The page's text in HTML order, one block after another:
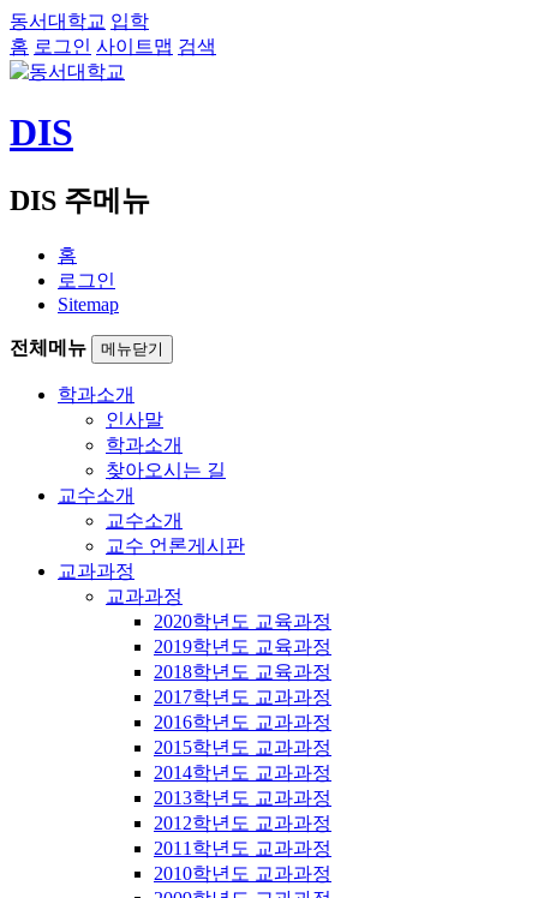
동서대학교 입학
홈 로그인 사이트맵 검색
DIS
DIS 주메뉴
홈
로그인
Sitemap
전체메뉴 메뉴닫기
학과소개
인사말
학과소개
찾아오시는 길
교수소개
교수소개
교수 언론게시판
교과과정
교과과정
2020학년도 교육과정
2019학년도 교육과정
2018학년도 교육과정
2017학년도 교과과정
2016학년도 교과과정
2015학년도 교과과정
2014학년도 교과과정
2013학년도 교과과정
2012학년도 교과과정
2011학년도 교과과정
2010학년도 교과과정